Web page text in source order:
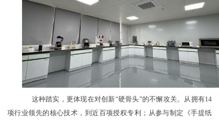
这种踏实，更体现在对创新“硬骨头”的不懈攻关。从拥有14
项行业领先的核心技术，到近百项授权专利；从参与制定《手提纸